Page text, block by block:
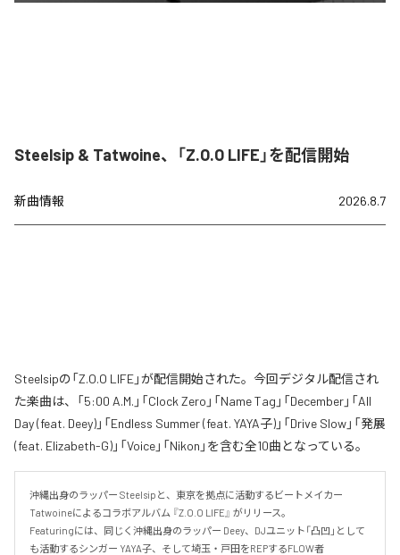
Steelsip & Tatwoine、「Z.O.O LIFE」を配信開始
新曲情報 2026.8.7
Steelsipの「Z.O.O LIFE」が配信開始された。今回デジタル配信され
た楽曲は、「5:00 A.M.」「Clock Zero」「Name Tag」「December」「All
Day (feat. Deey)」「Endless Summer (feat. YAYA子)」「Drive Slow」「発展
(feat. Elizabeth-G)」「Voice」「Nikon」を含む全10曲となっている。
沖縄出身のラッパー Steelsipと、東京を拠点に活動するビートメイカー
Tatwoineによるコラボアルバム 『Z.O.O LIFE』 がリリース。
Featuringには、同じく沖縄出身のラッパー Deey、DJユニット「凸凹」として
も活動するシンガー YAYA子、そして埼玉・戸田をREPするFLOW者